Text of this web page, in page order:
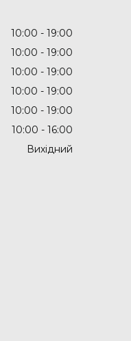
10:00
19:00
10:00
19:00
10:00
19:00
10:00
19:00
10:00
19:00
10:00
16:00
Вихідний